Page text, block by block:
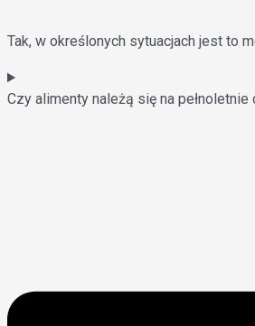
Tak, w określonych sytuacjach jest to
Czy alimenty należą się na pełnoletnie